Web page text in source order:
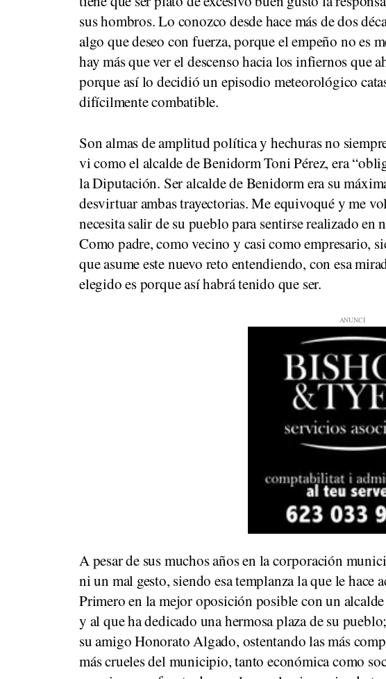
sus hombros. Lo conozco desde hace más de dos
algo que deseo con fuerza, porque el empeño no es
hay más que ver el descenso hacia los infiernos que
porque así lo decidió un episodio meteorológico
difícilmente combatible.
Son almas de amplitud política y hechuras no
vi como el alcalde de Benidorm Toni Pérez, era
la Diputación. Ser alcalde de Benidorm era su
desvirtuar ambas trayectorias. Me equivoqué y me
necesita salir de su pueblo para sentirse realizado
Como padre, como vecino y casi como empresario,
que asume este nuevo reto entendiendo, con esa
elegido es porque así habrá tenido que ser.
A pesar de sus muchos años en la corporación
ni un mal gesto, siendo esa templanza la que le hace
Primero en la mejor oposición posible con un
y al que ha dedicado una hermosa plaza de su
su amigo Honorato Algado, ostentando las más
más crueles del municipio, tanto económica como